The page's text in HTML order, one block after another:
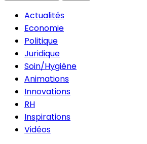
Actualités
Economie
Politique
Juridique
Soin/Hygiène
Animations
Innovations
RH
Inspirations
Vidéos